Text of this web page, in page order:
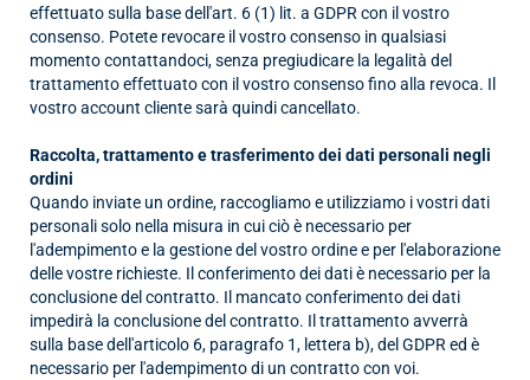
effettuato sulla base dell'art. 6 (1) lit. a GDPR con il vostro
consenso. Potete revocare il vostro consenso in qualsiasi
momento contattandoci, senza pregiudicare la legalità del
trattamento effettuato con il vostro consenso fino alla revoca. Il
vostro account cliente sarà quindi cancellato.
Raccolta, trattamento e trasferimento dei dati personali negli
ordini
Quando inviate un ordine, raccogliamo e utilizziamo i vostri dati
personali solo nella misura in cui ciò è necessario per
l'adempimento e la gestione del vostro ordine e per l'elaborazione
delle vostre richieste. Il conferimento dei dati è necessario per la
conclusione del contratto. Il mancato conferimento dei dati
impedirà la conclusione del contratto. Il trattamento avverrà
sulla base dell'articolo 6, paragrafo 1, lettera b), del GDPR ed è
necessario per l'adempimento di un contratto con voi.